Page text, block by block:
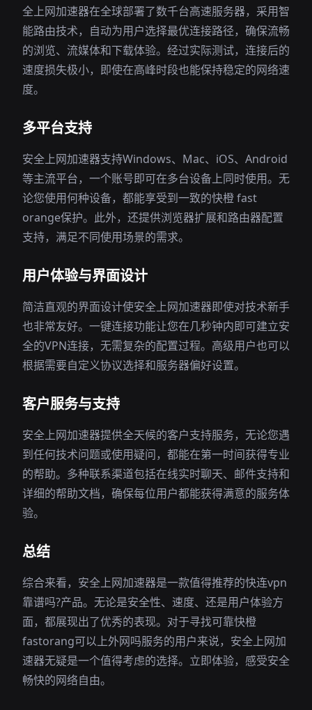
全上网加速器在全球部署了数千台高速服务器，采用智
能路由技术，自动为用户选择最优连接路径，确保流畅
的浏览、流媒体和下载体验。经过实际测试，连接后的
速度损失极小，即使在高峰时段也能保持稳定的网络速
度。
多平台支持
安全上网加速器支持Windows、Mac、iOS、Android
等主流平台，一个账号即可在多台设备上同时使用。无
论您使用何种设备，都能享受到一致的快橙 fast
orange保护。此外，还提供浏览器扩展和路由器配置
支持，满足不同使用场景的需求。
用户体验与界面设计
简洁直观的界面设计使安全上网加速器即使对技术新手
也非常友好。一键连接功能让您在几秒钟内即可建立安
全的VPN连接，无需复杂的配置过程。高级用户也可以
根据需要自定义协议选择和服务器偏好设置。
客户服务与支持
安全上网加速器提供全天候的客户支持服务，无论您遇
到任何技术问题或使用疑问，都能在第一时间获得专业
的帮助。多种联系渠道包括在线实时聊天、邮件支持和
详细的帮助文档，确保每位用户都能获得满意的服务体
验。
总结
综合来看，安全上网加速器是一款值得推荐的快连vpn
靠谱吗?产品。无论是安全性、速度、还是用户体验方
面，都展现出了优秀的表现。对于寻找可靠快橙
fastorang可以上外网吗服务的用户来说，安全上网加
速器无疑是一个值得考虑的选择。立即体验，感受安全
畅快的网络自由。